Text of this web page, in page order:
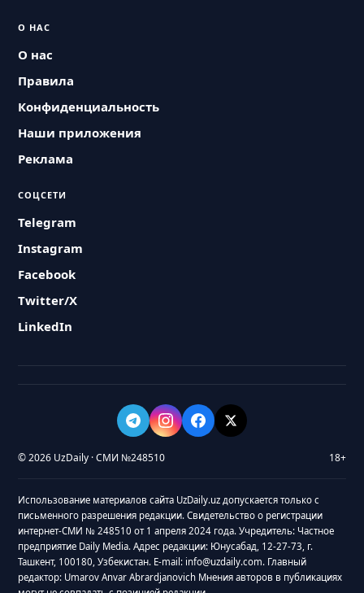
О НАС
О нас
Правила
Конфиденциальность
Наши приложения
Реклама
СОЦСЕТИ
Telegram
Instagram
Facebook
Twitter/X
LinkedIn
© 2026 UzDaily · СМИ №248510 18+
Использование материалов сайта UzDaily.uz допускается только с
письменного разрешения редакции. Свидетельство о регистрации
интернет-СМИ № 248510 от 1 апреля 2024 года. Учредитель: Частное
предприятие Daily Media. Адрес редакции: Юнусабад, 12-27-73, г.
Ташкент, 100180, Узбекистан. E-mail: info@uzdaily.com. Главный
редактор: Umarov Anvar Abrardjanovich Мнения авторов в публикациях